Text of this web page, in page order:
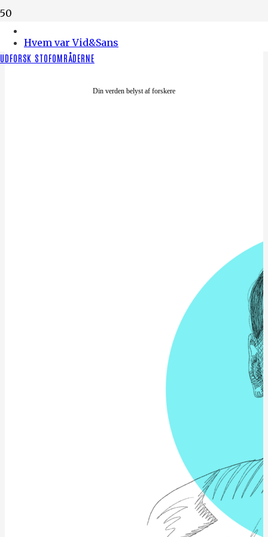
Hvem var Vid&Sans
UDFORSK STOFOMRÅDERNE
Din verden belyst af forskere